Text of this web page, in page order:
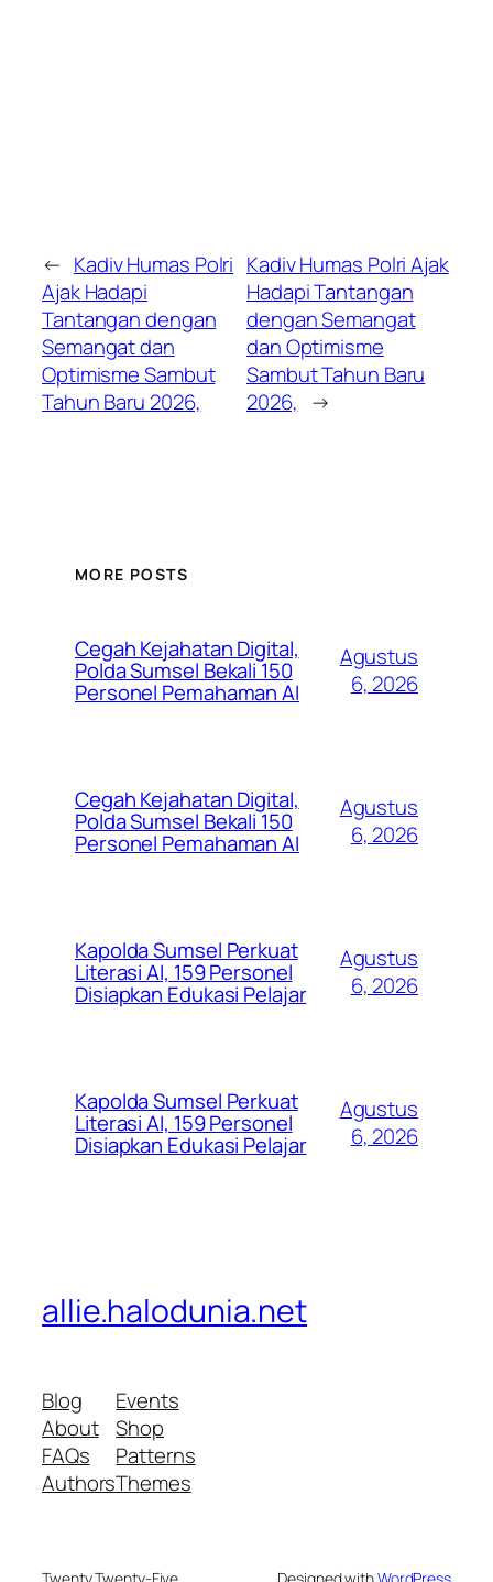
← Kadiv Humas Polri
Ajak Hadapi
Tantangan dengan
Semangat dan
Optimisme Sambut
Tahun Baru 2026,
Kadiv Humas Polri Ajak
Hadapi Tantangan
dengan Semangat
dan Optimisme
Sambut Tahun Baru
2026, →
MORE POSTS
Cegah Kejahatan Digital,
Polda Sumsel Bekali 150
Personel Pemahaman AI
Agustus
6, 2026
Cegah Kejahatan Digital,
Polda Sumsel Bekali 150
Personel Pemahaman AI
Agustus
6, 2026
Kapolda Sumsel Perkuat
Literasi AI, 159 Personel
Disiapkan Edukasi Pelajar
Agustus
6, 2026
Kapolda Sumsel Perkuat
Literasi AI, 159 Personel
Disiapkan Edukasi Pelajar
Agustus
6, 2026
allie.halodunia.net
Blog
About
FAQs
Authors
Events
Shop
Patterns
Themes